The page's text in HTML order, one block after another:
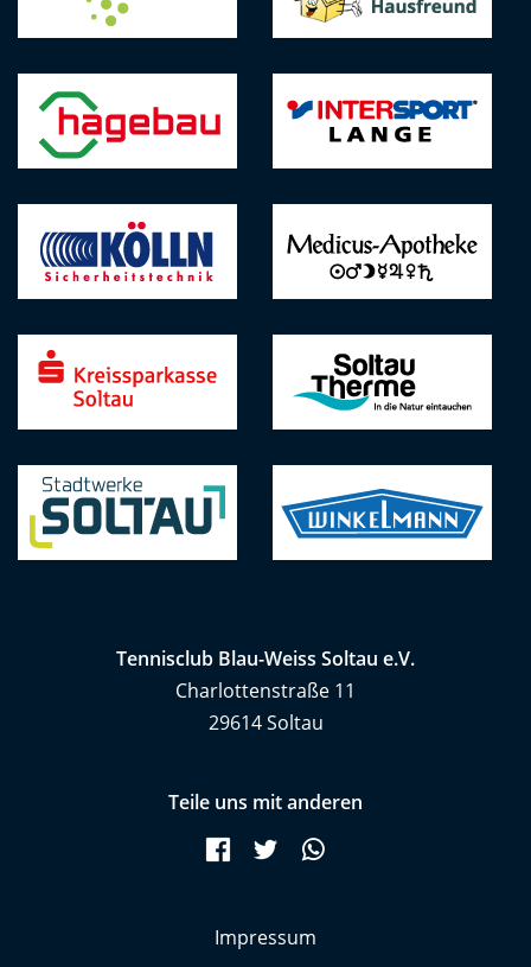
Tennisclub Blau-Weiss Soltau e.V.
Charlottenstraße 11
29614 Soltau
Teile uns mit anderen
Facebook
Twitter
Navigation
Impressum